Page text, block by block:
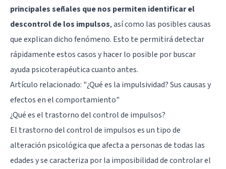
principales señales que nos permiten identificar el
descontrol de los impulsos, así como las posibles causas
que explican dicho fenómeno. Esto te permitirá detectar
rápidamente estos casos y hacer lo posible por buscar
ayuda psicoterapéutica cuanto antes.
Artículo relacionado: "¿Qué es la impulsividad? Sus causas y
efectos en el comportamiento"
¿Qué es el trastorno del control de impulsos?
El trastorno del control de impulsos es un tipo de
alteración psicológica que afecta a personas de todas las
edades y se caracteriza por la imposibilidad de controlar el